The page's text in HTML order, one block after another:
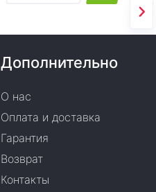
Дополнительно
О нас
Оплата и доставка
Гарантия
Возврат
Контакты